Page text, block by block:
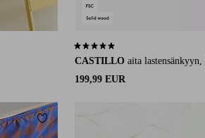
CASTILLO aita
199,99 EUR
5,0 perustuen 2 arvosanaan
Lisää suosikkeihin